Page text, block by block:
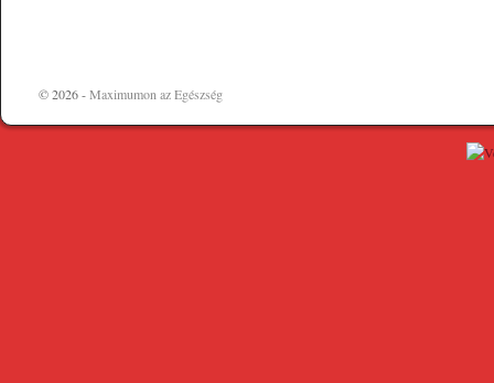
© 2026 -Maximumon az Egészség